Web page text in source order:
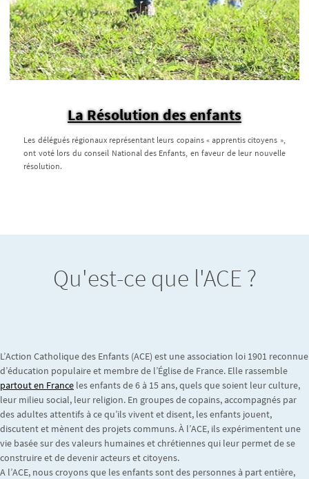
La Résolution des enfants
Les délégués régionaux représentant leurs copains « apprentis citoyens »,
ont voté lors du conseil National des Enfants, en faveur de leur nouvelle
résolution.
Qu'est-ce que l'ACE ?
L’Action Catholique des Enfants (ACE) est une association loi 1901 reconnue
d’éducation populaire et membre de l’Église de France. Elle rassemble
partout en France les enfants de 6 à 15 ans, quels que soient leur culture,
leur milieu social, leur religion. En groupes de copains, accompagnés par
des adultes attentifs à ce qu’ils vivent et disent, les enfants jouent,
discutent et mènent des projets communs. À l’ACE, ils expérimentent une
vie basée sur des valeurs humaines et chrétiennes qui leur permet de se
construire et de devenir acteurs et citoyens.
A l’ACE, nous croyons que les enfants sont des personnes à part entière,